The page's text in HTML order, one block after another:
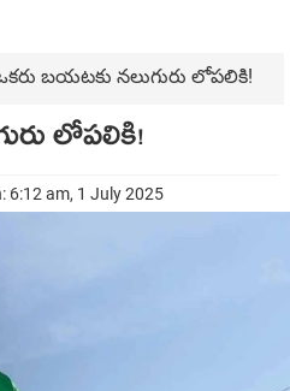
బ‌య‌ట‌కు న‌లుగురు లోప‌లికి!
లోప‌లికి!
6:12 am, 1 July 2025